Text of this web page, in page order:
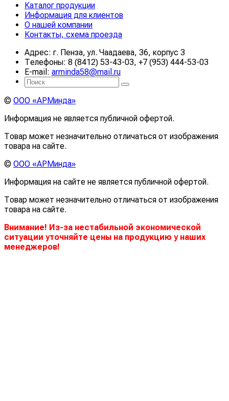
Каталог продукции
Информация для клиентов
О нашей компании
Контакты, схема проезда
Адрес: г. Пенза, ул. Чаадаева, 36, корпус 3
Телефоны: 8 (8412) 53-43-03, +7 (953) 444-53-03
E-mail: arminda58@mail.ru
© ООО «АРМинда»
Информация не является публичной офертой.
Товар может незначительно отличаться от изображения
товара на сайте.
© ООО «АРМинда»
Информация на сайте не является публичной офертой.
Товар может незначительно отличаться от изображения
товара на сайте.
Внимание! Из-за нестабильной экономической
ситуации уточняйте цены на продукцию у наших
менеджеров!